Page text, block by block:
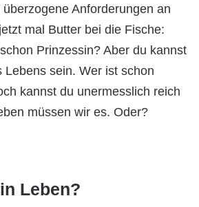
Anforderungen an
mal Butter bei die Fische:
Prinzessin? Aber du kannst
Lebens sein. Wer ist schon
kannst du unermesslich reich
müssen wir es. Oder?
Leben?